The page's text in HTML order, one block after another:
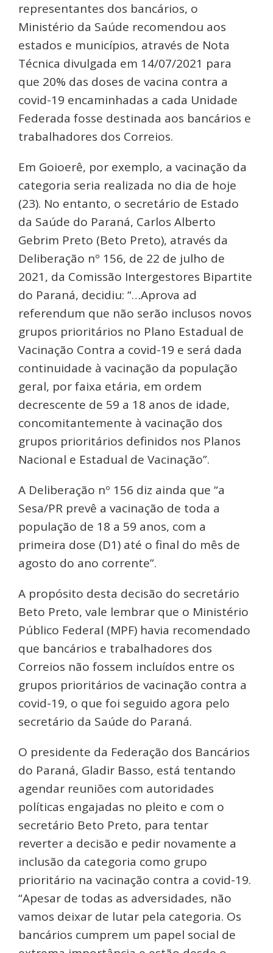
representantes dos bancários, o
Ministério da Saúde recomendou aos
estados e municípios, através de Nota
Técnica divulgada em 14/07/2021 para
que 20% das doses de vacina contra a
covid-19 encaminhadas a cada Unidade
Federada fosse destinada aos bancários e
trabalhadores dos Correios.
Em Goioerê, por exemplo, a vacinação da
categoria seria realizada no dia de hoje
(23). No entanto, o secretário de Estado
da Saúde do Paraná, Carlos Alberto
Gebrim Preto (Beto Preto), através da
Deliberação nº 156, de 22 de julho de
2021, da Comissão Intergestores Bipartite
do Paraná, decidiu: “…Aprova ad
referendum que não serão inclusos novos
grupos prioritários no Plano Estadual de
Vacinação Contra a covid-19 e será dada
continuidade à vacinação da população
geral, por faixa etária, em ordem
decrescente de 59 a 18 anos de idade,
concomitantemente à vacinação dos
grupos prioritários definidos nos Planos
Nacional e Estadual de Vacinação”.
A Deliberação nº 156 diz ainda que “a
Sesa/PR prevê a vacinação de toda a
população de 18 a 59 anos, com a
primeira dose (D1) até o final do mês de
agosto do ano corrente”.
A propósito desta decisão do secretário
Beto Preto, vale lembrar que o Ministério
Público Federal (MPF) havia recomendado
que bancários e trabalhadores dos
Correios não fossem incluídos entre os
grupos prioritários de vacinação contra a
covid-19, o que foi seguido agora pelo
secretário da Saúde do Paraná.
O presidente da Federação dos Bancários
do Paraná, Gladir Basso, está tentando
agendar reuniões com autoridades
políticas engajadas no pleito e com o
secretário Beto Preto, para tentar
reverter a decisão e pedir novamente a
inclusão da categoria como grupo
prioritário na vacinação contra a covid-19.
“Apesar de todas as adversidades, não
vamos deixar de lutar pela categoria. Os
bancários cumprem um papel social de